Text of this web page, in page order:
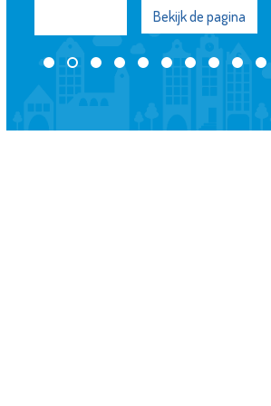
Bekijk de pagina